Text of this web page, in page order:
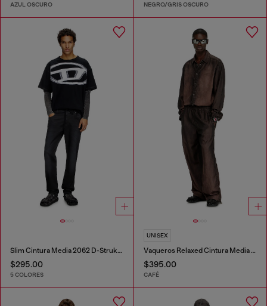
AZUL OSCURO NEGRO/GRIS OSCURO
Slim Cintura Media 2062 D-Strukt Joggjeans®
$295.00
5 COLORES
UNISEX
Vaqueros Relaxed Cintura Media D-Roder
$395.00
CAFÉ